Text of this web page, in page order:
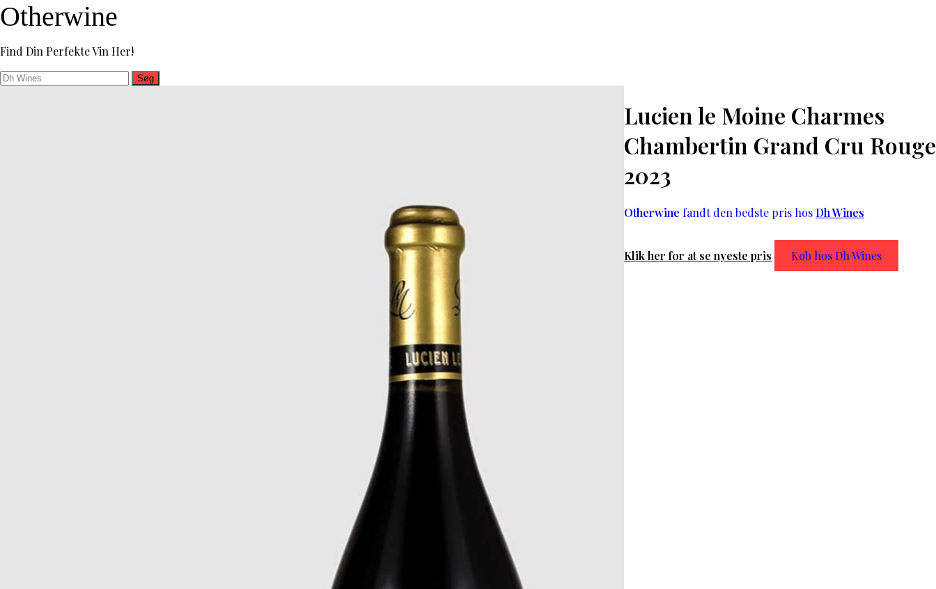
Otherwine
Find Din Perfekte Vin Her!
Søg
Lucien le Moine Charmes
Chambertin Grand Cru Rouge
2023
Otherwine fandt den bedste pris hos Dh Wines
Klik her for at se nyeste pris Køb hos Dh Wines